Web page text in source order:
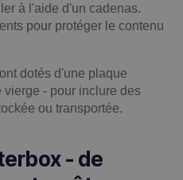
à l'aide d'un cadenas.
pour protéger le contenu
dotés d'une plaque
- pour inclure des
ou transportée.
- de